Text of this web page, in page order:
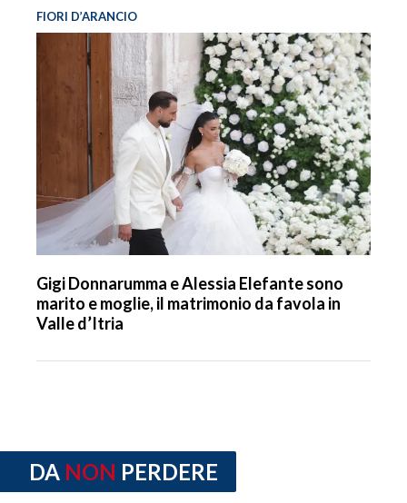
FIORI D’ARANCIO
Gigi Donnarumma e Alessia Elefante sono
marito e moglie, il matrimonio da favola in
Valle d’Itria
DA NON PERDERE